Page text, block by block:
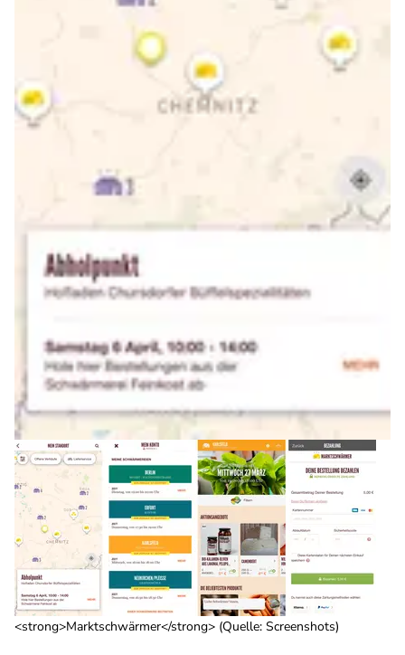
<strong>Marktschwärmer</strong> (Quelle: Screenshots)